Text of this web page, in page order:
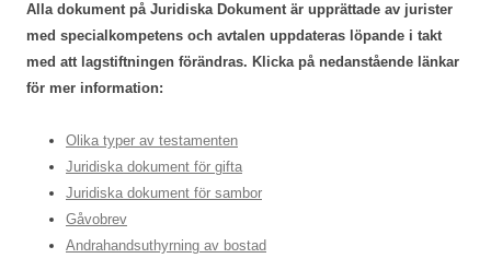
Alla dokument på Juridiska Dokument är upprättade av jurister
med specialkompetens och avtalen uppdateras löpande i takt
med att lagstiftningen förändras. Klicka på nedanstående länkar
för mer information:
Olika typer av testamenten
Juridiska dokument för gifta
Juridiska dokument för sambor
Gåvobrev
Andrahandsuthyrning av bostad